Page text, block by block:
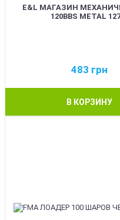
E&L МАГАЗИН
120BBS METAL
483 грн
В КОРЗИНУ